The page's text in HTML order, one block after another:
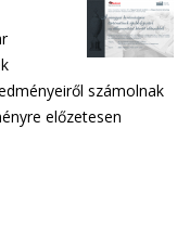
számolnak
előzetesen